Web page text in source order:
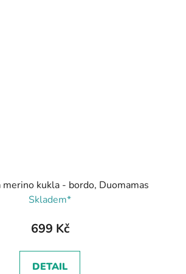
kukla - bordo, Duomamas
Skladem*
699 Kč
DETAIL